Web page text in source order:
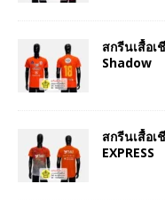
สกรีนเสื้อเ
Shadow
สกรีนเสื้อเ
EXPRESS